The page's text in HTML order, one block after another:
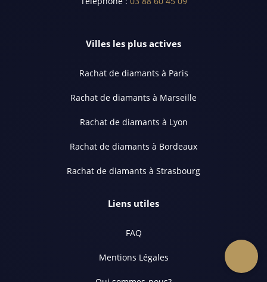
Villes les plus actives
Rachat de diamants à Paris
Rachat de diamants à Marseille
Rachat de diamants à Lyon
Rachat de diamants à Bordeaux
Rachat de diamants à Strasbourg
Liens utiles
FAQ
Mentions Légales